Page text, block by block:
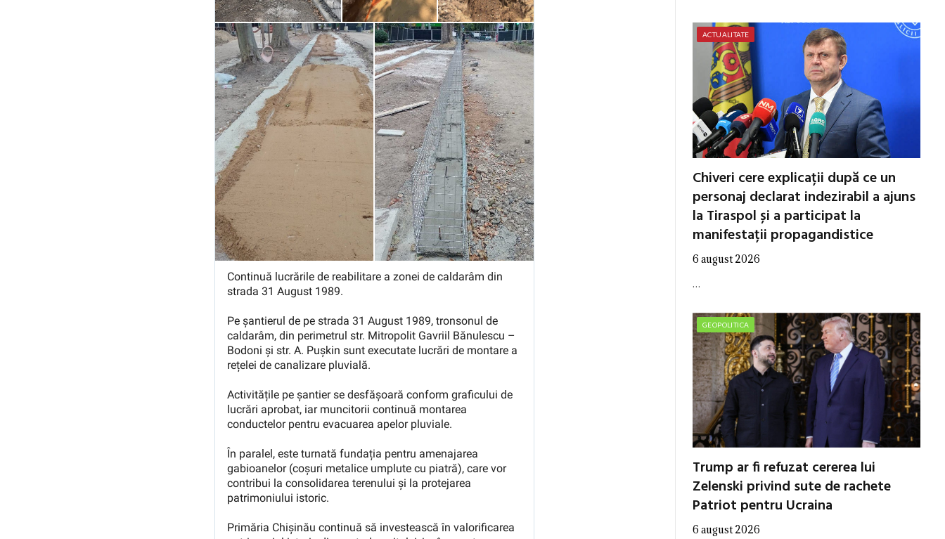
ACTUALITATE
Chiveri cere explicații după ce un
personaj declarat indezirabil a ajuns
la Tiraspol și a participat la
manifestații propagandistice
6 august 2026
…
GEOPOLITICA
Trump ar fi refuzat cererea lui
Zelenski privind sute de rachete
Patriot pentru Ucraina
6 august 2026